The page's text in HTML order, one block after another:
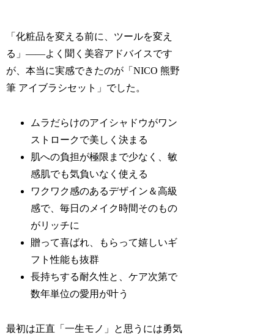
「化粧品を変える前に、ツールを変え
る」――よく聞く美容アドバイスです
が、本当に実感できたのが「NICO 熊野
筆 アイブラシセット」でした。
ムラだらけのアイシャドウがワン
ストロークで美しく決まる
肌への負担が極限まで少なく、敏
感肌でも気負いなく使える
ワクワク感のあるデザイン＆高級
感で、毎日のメイク時間そのもの
がリッチに
贈って喜ばれ、もらって嬉しいギ
フト性能も抜群
長持ちする耐久性と、ケア次第で
数年単位の愛用が叶う
最初は正直「一生モノ」と思うには勇気